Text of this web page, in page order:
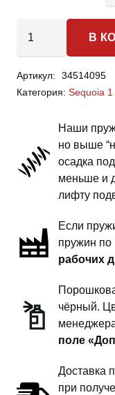
товара
Sequoia
1
пружины
передней
подвески
дюйма
комфорт
В
Артикул:
34514095
Категория: Sequoia
Наши
но выше
осадка
меньше и
лифту
Если
пружин по
рабочих
чёрный.
поле
Доставка
при